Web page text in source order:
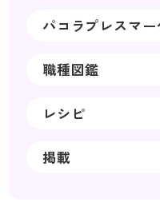
パコラプレスマー
職種図鑑
レシピ
掲載